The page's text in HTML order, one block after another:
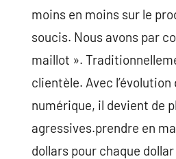
moins en moins sur le
soucis. Nous avons par
maillot ».
clientèle. Avec
numérique, il devient de
agressives.prendre en
dollars pour chaque